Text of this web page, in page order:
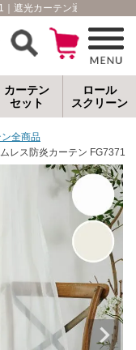
遮光カーテン通販専門店｜
カーテン
セット
ロール
スクリーン
全商品
レス防炎カーテン FG7371